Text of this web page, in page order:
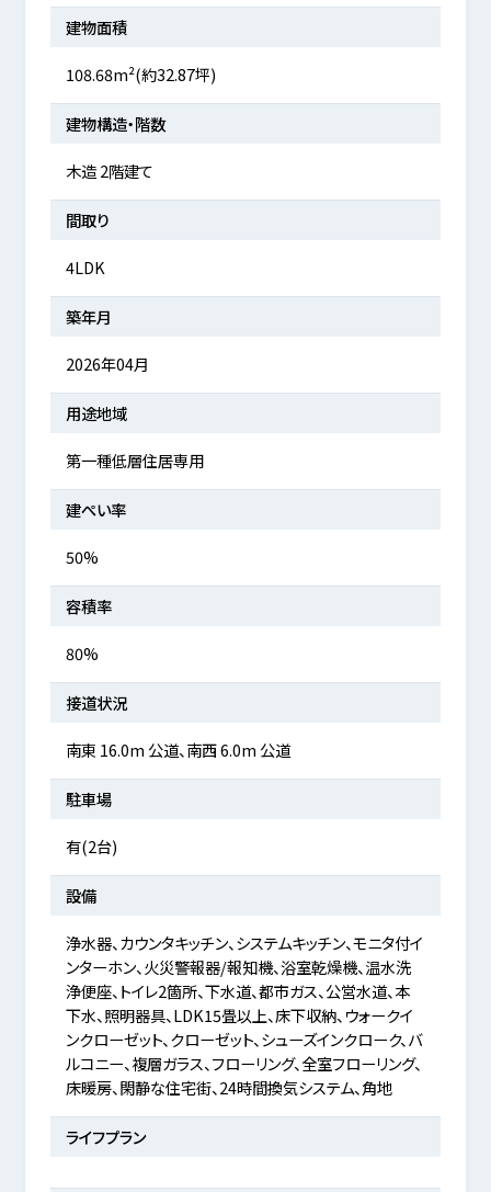
建物面積
108.68m²(約32.87坪)
建物構造・階数
木造 2階建て
間取り
4LDK
築年月
2026年04月
用途地域
第一種低層住居専用
建ぺい率
50%
容積率
80%
接道状況
南東 16.0m 公道、南西 6.0m 公道
駐車場
有(2台)
設備
浄水器、カウンタキッチン、システムキッチン、モニタ付イ
ンターホン、火災警報器/報知機、浴室乾燥機、温水洗
浄便座、トイレ2箇所、下水道、都市ガス、公営水道、本
下水、照明器具、LDK15畳以上、床下収納、ウォークイ
ンクローゼット、クローゼット、シューズインクローク、バ
ルコニー、複層ガラス、フローリング、全室フローリング、
床暖房、閑静な住宅街、24時間換気システム、角地
ライフプラン